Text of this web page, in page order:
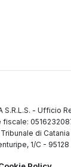
S.R.L.S. - Ufficio
fiscale:
di
1/C - 95128